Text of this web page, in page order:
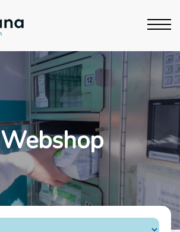
Webshop